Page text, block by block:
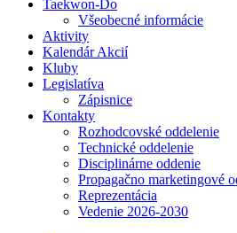
Taekwon-Do
Všeobecné informácie
Aktivity
Kalendár Akcií
Kluby
Legislatíva
Zápisnice
Kontakty
Rozhodcovské oddelenie
Technické oddelenie
Disciplinárne oddenie
Propagačno marketingové
Reprezentácia
Vedenie 2026-2030